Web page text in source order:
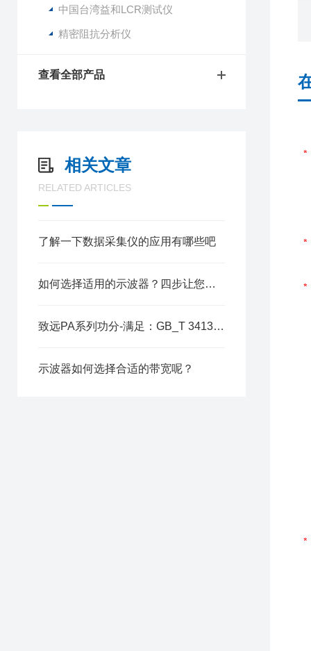
中国台湾益和LCR测试仪
精密阻抗分析仪
查看全部产品
相关文章
RELATED ARTICLES
了解一下数据采集仪的应用有哪些吧
如何选择适用的示波器？四步让您轻松搞定！
致远PA系列功分-满足：GB_T 34133储能变流器间谐波检测标准
示波器如何选择合适的带宽呢？